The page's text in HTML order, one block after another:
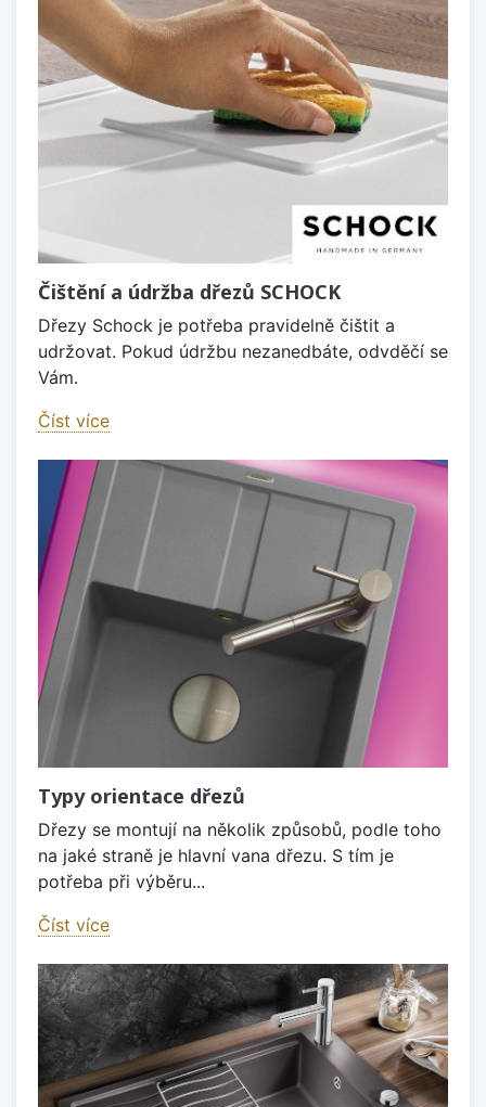
Čištění a údržba dřezů SCHOCK
Dřezy Schock je potřeba pravidelně čištit a
udržovat. Pokud údržbu nezanedbáte, odvděčí se
Vám.
Číst více
Typy orientace dřezů
Dřezy se montují na několik způsobů, podle toho
na jaké straně je hlavní vana dřezu. S tím je
potřeba při výběru...
Číst více